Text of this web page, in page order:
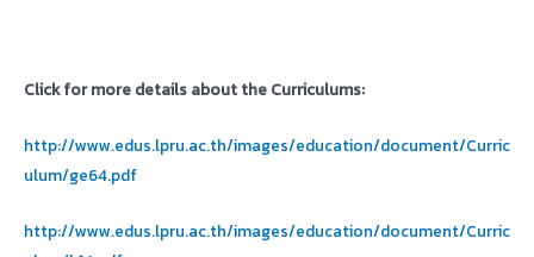
Click for more details about the Curriculums:
http://www.edus.lpru.ac.th/images/education/document/Curric
ulum/ge64.pdf
http://www.edus.lpru.ac.th/images/education/document/Curric